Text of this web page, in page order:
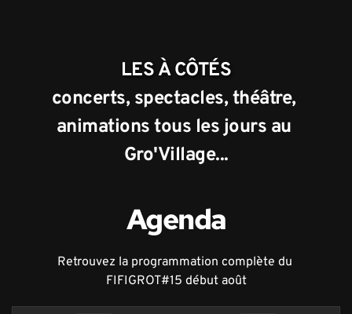
LES À CÔTÉS
concerts, spectacles, théâtre,
animations tous les jours au
Gro'Village...
Agenda
Retrouvez la programmation complète du
FIFIGROT#15 début août